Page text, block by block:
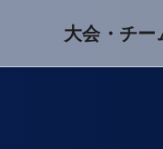
大会・チー